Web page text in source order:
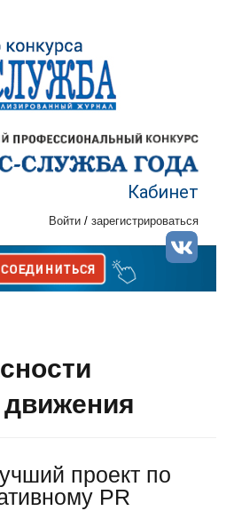
Кабинет
Войти / зарегистрироваться
проект по
PR